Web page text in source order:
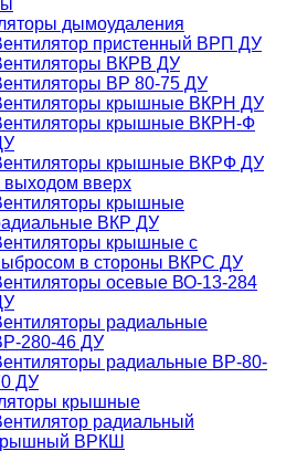
дымоудаления
пристенный ВРП ДУ
ВКРВ ДУ
ВР 80-75 ДУ
крышные ВКРН ДУ
крышные ВКРН-Ф
крышные ВКРФ ДУ
выходом вверх
крышные
ВКР ДУ
крышные с
в стороны ВКРС ДУ
осевые ВО-13-284
радиальные
280-46 ДУ
радиальные ВР-80-
ДУ
крышные
радиальный
ВРКШ